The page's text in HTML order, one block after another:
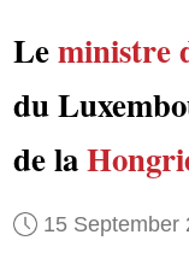
Leministre
du
de la
15 September